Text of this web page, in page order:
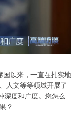
国以来，一直在扎实地
人文等等领域开展了
深度和广度。您怎么
？